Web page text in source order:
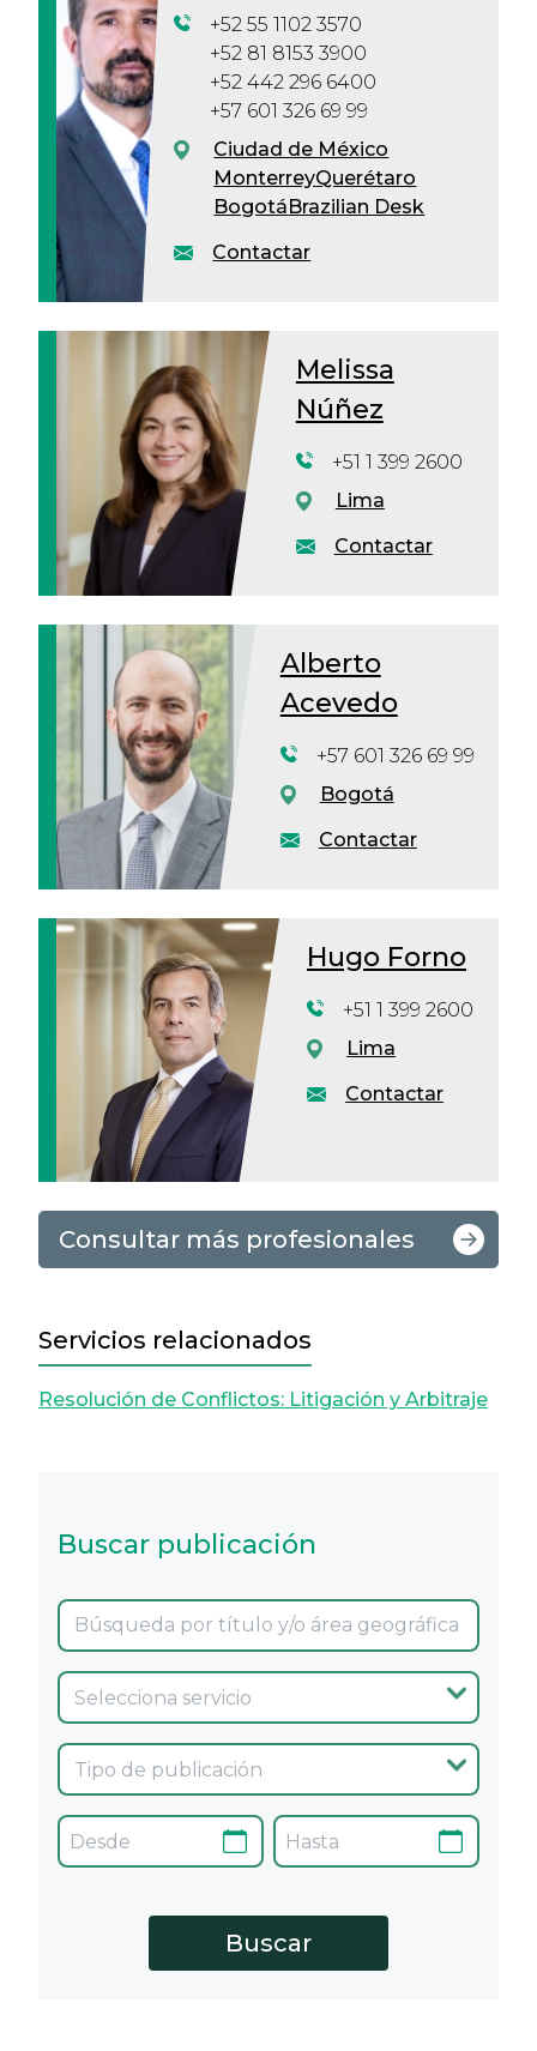
Contactar
+52 55 1102 3570
+52 81 8153 3900
+52 442 296 6400
+57 601 326 69 99
Ciudad de México
MonterreyQuerétaro
BogotáBrazilian Desk
Melissa
Núñez
Contactar
+51 1 399 2600
Lima
Alberto
Acevedo
Contactar
+57 601 326 69 99
Bogotá
Hugo Forno
Contactar
+51 1 399 2600
Lima
Consultar más profesionales
Servicios relacionados
Resolución de Conflictos: Litigación y Arbitraje
Buscar publicación